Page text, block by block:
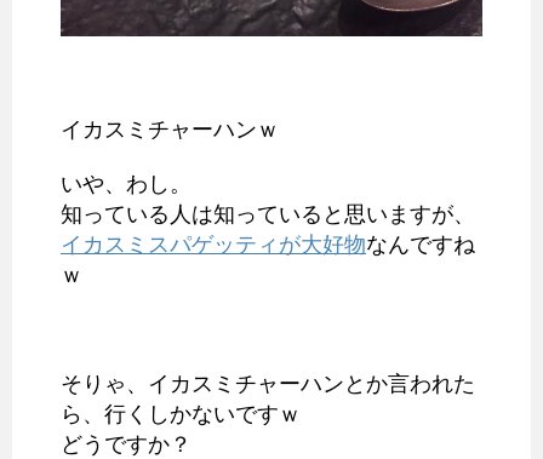
イカスミチャーハンｗ
いや、わし。
知っている人は知っていると思いますが、
イカスミスパゲッティが大好物なんですね
ｗ
そりゃ、イカスミチャーハンとか言われた
ら、行くしかないですｗ
どうですか？